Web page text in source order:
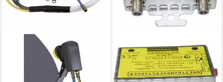
WITTENBERG ANTENNEN
Wittenberg SAT-Kabel
Spezial-Anschlusskabel 4fach
F-Stecker QAK15 SAT-Kabel